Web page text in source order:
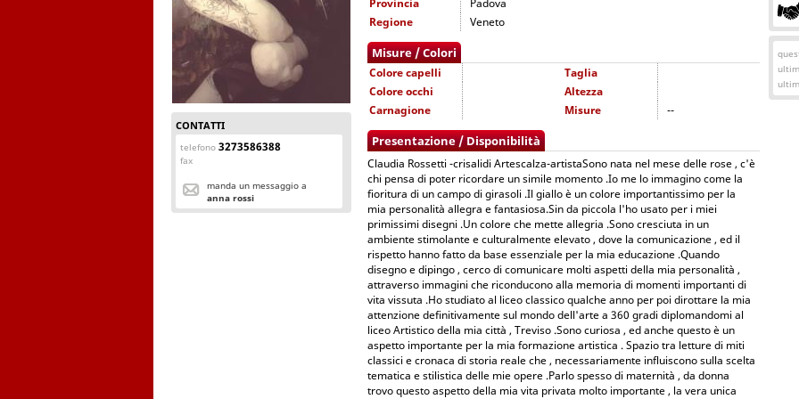
CONTATTI
telefono 3273586388
fax
manda un messaggio a
anna rossi
Provincia
Padova
Regione
Veneto
Misure / Colori
Colore capelli
Taglia
Colore occhi
Altezza
Carnagione
Misure --
Presentazione / Disponibilità
Claudia Rossetti -crisalidi Artescalza-artistaSono nata nel mese delle rose , c'è
chi pensa di poter ricordare un simile momento .Io me lo immagino come la
fioritura di un campo di girasoli .Il giallo è un colore importantissimo per la
mia personalità allegra e fantasiosa.Sin da piccola l'ho usato per i miei
primissimi disegni .Un colore che mette allegria .Sono cresciuta in un
ambiente stimolante e culturalmente elevato , dove la comunicazione , ed il
rispetto hanno fatto da base essenziale per la mia educazione .Quando
disegno e dipingo , cerco di comunicare molti aspetti della mia personalità ,
attraverso immagini che riconducono alla memoria di momenti importanti di
vita vissuta .Ho studiato al liceo classico qualche anno per poi dirottare la mia
attenzione definitivamente sul mondo dell'arte a 360 gradi diplomandomi al
liceo Artistico della mia città , Treviso .Sono curiosa , ed anche questo è un
aspetto importante per la mia formazione artistica . Spazio tra letture di miti
classici e cronaca di storia reale che , necessariamente influiscono sulla scelta
tematica e stilistica delle mie opere .Parlo spesso di maternità , da donna
trovo questo aspetto della mia vita privata molto importante , la vera unica